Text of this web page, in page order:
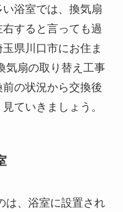
浴室では、換気扇
すると言っても過
県川口市にお住ま
気扇の取り替え工事
の状況から交換後
ていきましょう。
は、浴室に設置され